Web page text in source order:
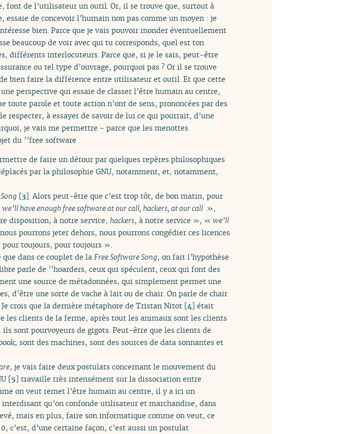
font de l’utilisateur un outil. Or, il se trouve que, surtout à
de concevoir l’humain non pas comme un moyen : je
bien. Parce que je vais pouvoir inonder éventuellement
beaucoup de voir avec qui tu corresponds, quel est ton
différents interlocuteurs. Parce que, si je le sais, peut-être
ou tel type d’ouvrage, pourquoi pas ? Or il se trouve
bien faire la différence entre utilisateur et outil. Et que cette
perspective qui essaie de classer l’être humain au centre,
parole et toute action n’ont de sens, prononcées par des
à essayer de savoir de lui ce qui pourrait, d’une
je vais me permettre - parce que les menottes
du ’’free software
de faire un détour par quelques repères philosophiques
par la philosophie GNU, notamment, et, notamment,
[3]. Alors peut-être que c’est trop tôt, de bon matin, pour
we’ll have enough free software at our call, hackers, at our call »,
disposition, à notre service, hackers, à notre service », « we’ll
pourrons jeter dehors, nous pourrons congédier ces licences
pour toujours, pour toujours ».
dans ce couplet de la Free Software Song, on fait l’hypothèse
parle de ’’hoarders, ceux qui spéculent, ceux qui font des
une source de métadonnées, qui simplement permet une
d’être une sorte de vache à lait ou de chair. On parle de chair
crois que la dernière métaphore de Tristan Nitot [4] était
les clients de la ferme, après tout les animaux sont les clients
sont pourvoyeurs de gigots. Peut-être que les clients de
sont des machines, sont des sources de data sonnantes et
, je vais faire deux postulats concernant le mouvement du
[5] travaille très intensément sur la dissociation entre
on veut remet l’être humain au centre, il y a ici un
qu’on confonde utilisateur et marchandise, dans
mais en plus, faire son informatique comme on veut, ce
d’une certaine façon, c’est aussi un postulat